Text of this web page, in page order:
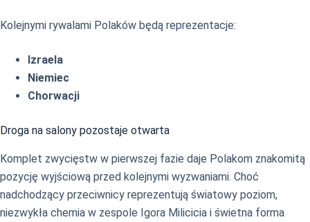
Kolejnymi rywalami Polaków będą reprezentacje:
Izraela
Niemiec
Chorwacji
Droga na salony pozostaje otwarta
Komplet zwycięstw w pierwszej fazie daje Polakom znakomitą
pozycję wyjściową przed kolejnymi wyzwaniami. Choć
nadchodzący przeciwnicy reprezentują światowy poziom,
niezwykła chemia w zespole Igora Milicicia i świetna forma